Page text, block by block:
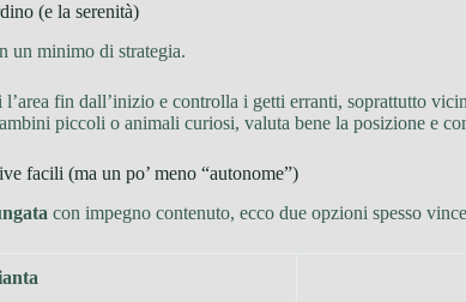
(e la serenità)
un minimo di strategia.
l’area fin dall’inizio e controlla i getti erranti, soprattutto
piccoli o animali curiosi, valuta bene la posizione e
facili (ma un po’ meno “autonome”)
con impegno contenuto, ecco due opzioni spesso